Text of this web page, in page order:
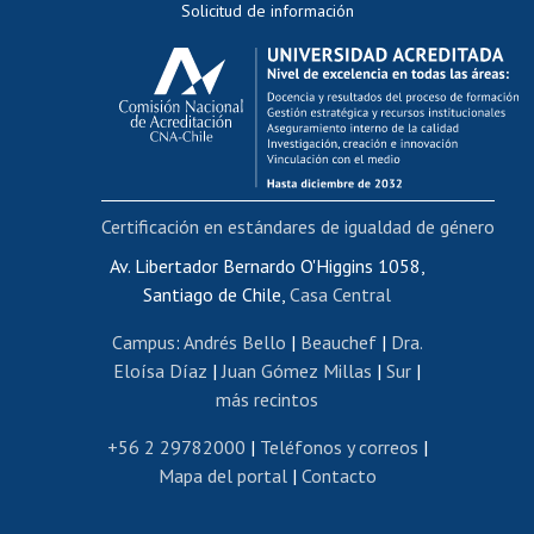
Evaluación docente
Calificación académica
Postulación al AUCAI
Funcionarias/os
Cursos internos de capacitación
Bienestar del personal
Portal de movilidad interna
Certificado de renta
Certificado de renta honorarios
Editar páginas blancas
Extranjeras/os
Revalidación y reconocimiento de títulos
Postulación al Programa de Movilidad Estudiantil
Solicitud de información
Av. Libertador Bernardo O'Higgins 1058,
Santiago de Chile, Casa Central
Campus: Andrés Bello | Beauchef| Dra.
Eloísa Díaz |Juan Gómez Millas | Sur |
más recintos
+56 2 29782000 | Teléfonos y correos |
Mapa del portal| Contacto
Certificación en estándares de igualdad de género